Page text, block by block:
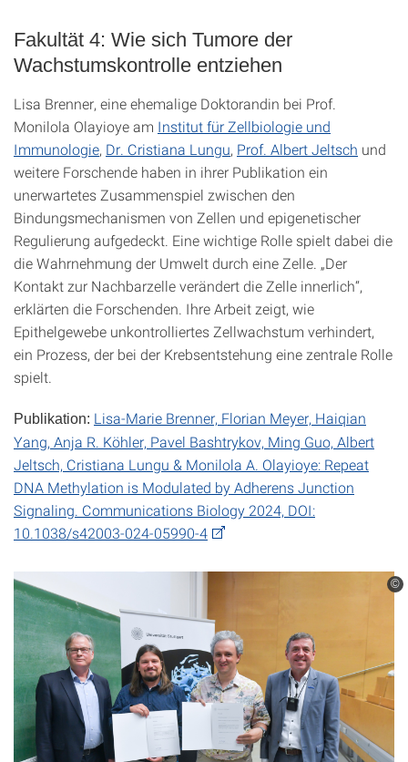
Fakultät 4: Wie sich Tumore der
Wachstumskontrolle entziehen
Lisa Brenner, eine ehemalige Doktorandin bei Prof.
Monilola Olayioye am Institut für Zellbiologie und
Immunologie, Dr. Cristiana Lungu, Prof. Albert Jeltsch und
weitere Forschende haben in ihrer Publikation ein
unerwartetes Zusammenspiel zwischen den
Bindungsmechanismen von Zellen und epigenetischer
Regulierung aufgedeckt. Eine wichtige Rolle spielt dabei die
die Wahrnehmung der Umwelt durch eine Zelle. „Der
Kontakt zur Nachbarzelle verändert die Zelle innerlich“,
erklärten die Forschenden. Ihre Arbeit zeigt, wie
Epithelgewebe unkontrolliertes Zellwachstum verhindert,
ein Prozess, der bei der Krebsentstehung eine zentrale Rolle
spielt.
Publikation: Lisa-Marie Brenner, Florian Meyer, Haiqian
Yang, Anja R. Köhler, Pavel Bashtrykov, Ming Guo, Albert
Jeltsch, Cristiana Lungu & Monilola A. Olayioye: Repeat
DNA Methylation is Modulated by Adherens Junction
Signaling. Communications Biology 2024, DOI:
10.1038/s42003-024-05990-4
©